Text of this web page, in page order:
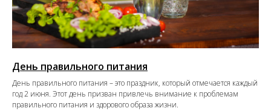
День правильного питания
День правильного питания – это праздник, который отмечается каждый
год 2 июня. Этот день призван привлечь внимание к проблемам
правильного питания и здорового образа жизни.